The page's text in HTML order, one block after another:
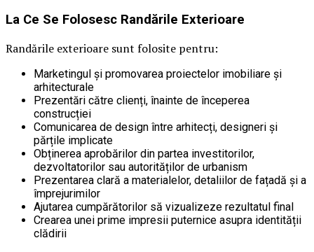
La Ce Se Folosesc Randările Exterioare
Randările exterioare sunt folosite pentru:
Marketingul și promovarea proiectelor imobiliare și
arhitecturale
Prezentări către clienți, înainte de începerea
construcției
Comunicarea de design între arhitecți, designeri și
părțile implicate
Obținerea aprobărilor din partea investitorilor,
dezvoltatorilor sau autorităților de urbanism
Prezentarea clară a materialelor, detaliilor de fațadă și a
împrejurimilor
Ajutarea cumpărătorilor să vizualizeze rezultatul final
Crearea unei prime impresii puternice asupra identității
clădirii